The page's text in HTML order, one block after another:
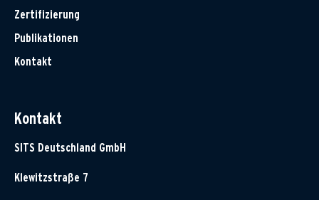
Zertifizierung
Publikationen
Kontakt
Kontakt
SITS Deutschland GmbH
Klewitzstraße 7